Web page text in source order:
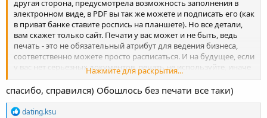
Vit079, как правило, сейчас договора заполняют в PDF, если
другая сторона, предусмотрела возможность заполнения в
электронном виде, в PDF вы так же можете и подписать его (как
в приват банке ставите роспись на планшете). Но все детали,
вам скажет только сайт. Печати у вас может и не быть, ведь
печать - это не обязательный атрибут для ведения бизнеса,
соответственно можете просто расписаться. И на будущее, если
в эту организацию, не один документ подписанный вами, не
будет принят без печати.
Нажмите для раскрытия...
спасибо, справился) Обошлось без печати все таки)